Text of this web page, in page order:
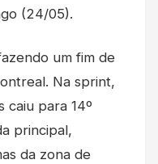
(24/05).
um fim de
Na sprint,
caiu para 14º
principal,
da zona de